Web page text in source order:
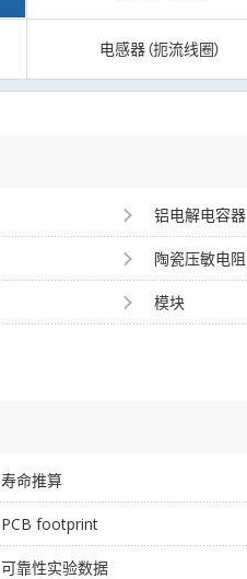
电感器（扼流线圈）
铝电解电容器
陶瓷压敏电阻
模块
寿命推算
PCB footprint
可靠性实验数据